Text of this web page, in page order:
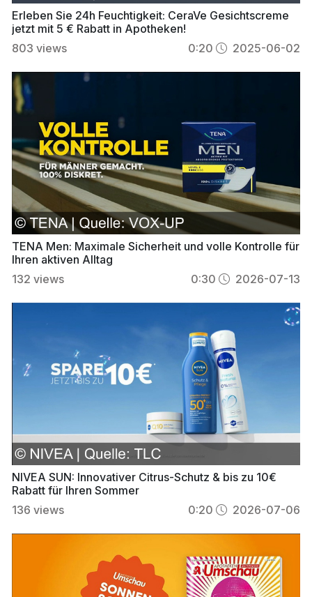
Erleben Sie 24h Feuchtigkeit: CeraVe Gesichtscreme
jetzt mit 5 € Rabatt in Apotheken!
803 views 0:20 2025-06-02
TENA Men: Maximale Sicherheit und volle Kontrolle für
Ihren aktiven Alltag
132 views 0:30 2026-07-13
NIVEA SUN: Innovativer Citrus-Schutz & bis zu 10€
Rabatt für Ihren Sommer
136 views 0:20 2026-07-06